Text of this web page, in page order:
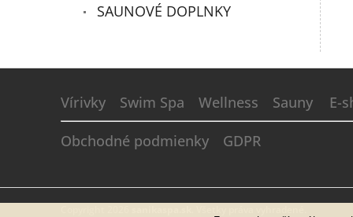
SAUNOVÉ DOPLNKY
Vírivky Swim Spa Wellness Sauny E-
Obchodné podmienky GDPR